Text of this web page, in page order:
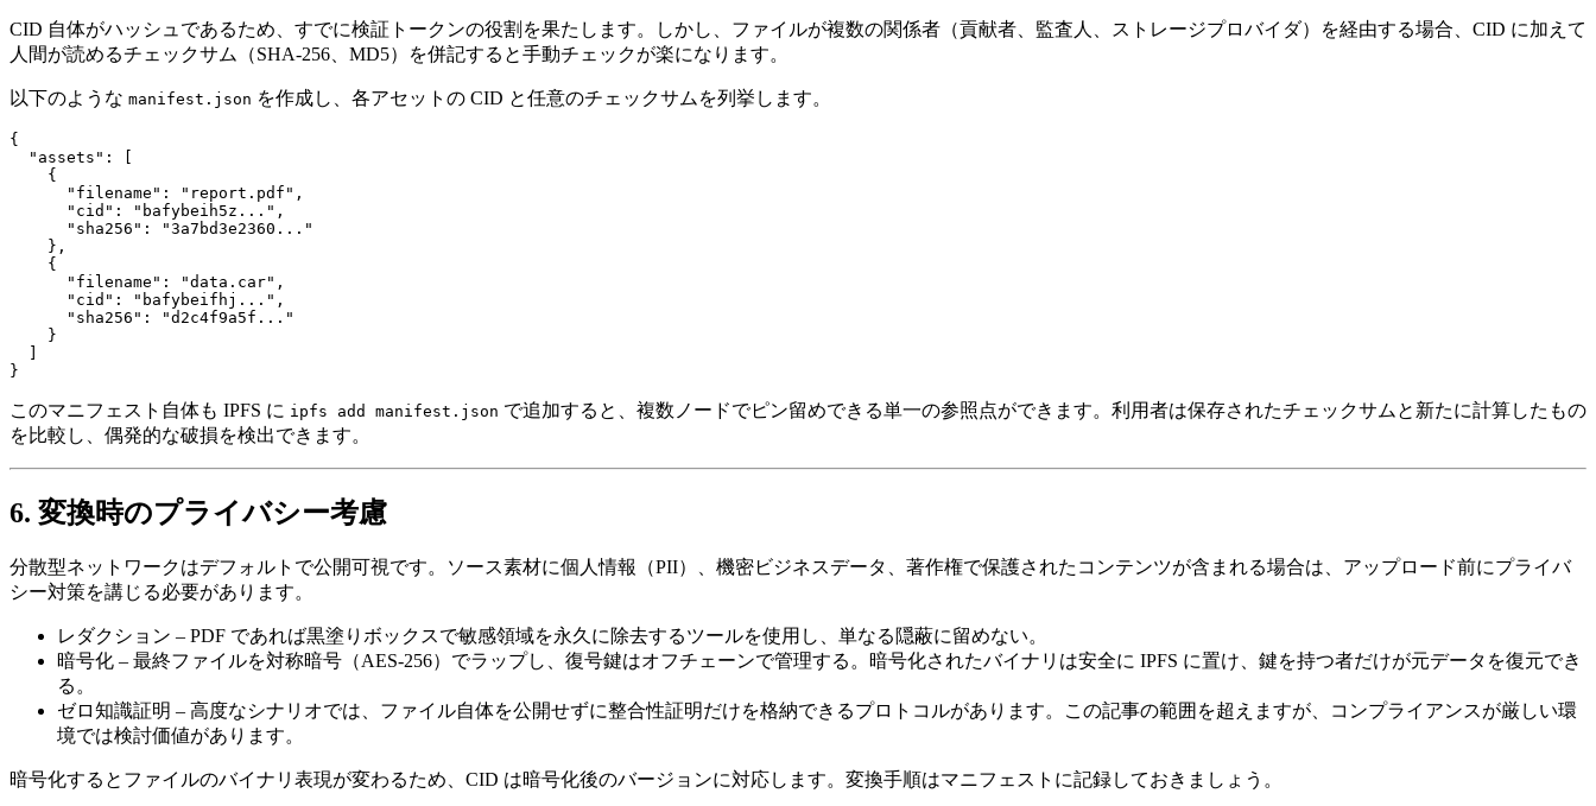
CID 自体がハッシュであるため、すでに検証トークンの役割を果たします。しかし、ファイルが複数の関係者（貢献者、監査人、ストレージプロバイダ）を経由する場合、CID に加えて
人間が読めるチェックサム（SHA‑256、MD5）を併記すると手動チェックが楽になります。
以下のような manifest.json を作成し、各アセットの CID と任意のチェックサムを列挙します。
{
  "assets": [
    {
      "filename": "report.pdf",
      "cid": "bafybeih5z...",
      "sha256": "3a7bd3e2360..."
    },
    {
      "filename": "data.car",
      "cid": "bafybeifhj...",
      "sha256": "d2c4f9a5f..."
    }
このマニフェスト自体も IPFS に ipfs add manifest.json で追加すると、複数ノードでピン留めできる単一の参照点ができます。利用者は保存されたチェックサムと新たに計算したもの
を比較し、偶発的な破損を検出できます。
6. 変換時のプライバシー考慮
分散型ネットワークはデフォルトで公開可視です。ソース素材に個人情報（PII）、機密ビジネスデータ、著作権で保護されたコンテンツが含まれる場合は、アップロード前にプライバ
シー対策を講じる必要があります。
レダクション – PDF であれば黒塗りボックスで敏感領域を永久に除去するツールを使用し、単なる隠蔽に留めない。
暗号化 – 最終ファイルを対称暗号（AES‑256）でラップし、復号鍵はオフチェーンで管理する。暗号化されたバイナリは安全に IPFS に置け、鍵を持つ者だけが元データを復元でき
る。
ゼロ知識証明 – 高度なシナリオでは、ファイル自体を公開せずに整合性証明だけを格納できるプロトコルがあります。この記事の範囲を超えますが、コンプライアンスが厳しい環
境では検討価値があります。
暗号化するとファイルのバイナリ表現が変わるため、CID は暗号化後のバージョンに対応します。変換手順はマニフェストに記録しておきましょう。